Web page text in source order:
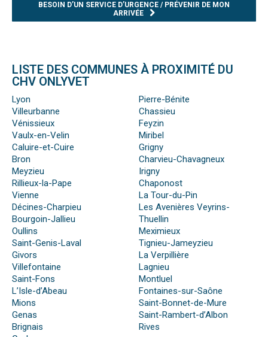
BESOIN D’UN SERVICE D’URGENCE / PRÉVENIR DE MON
ARRIVÉE
LISTE DES COMMUNES À PROXIMITÉ DU
CHV ONLYVET
Lyon
Villeurbanne
Vénissieux
Vaulx-en-Velin
Caluire-et-Cuire
Bron
Meyzieu
Rillieux-la-Pape
Vienne
Décines-Charpieu
Bourgoin-Jallieu
Oullins
Saint-Genis-Laval
Givors
Villefontaine
Saint-Fons
L’Isle-d’Abeau
Mions
Genas
Brignais
Pierre-Bénite
Chassieu
Feyzin
Miribel
Grigny
Charvieu-Chavagneux
Irigny
Chaponost
La Tour-du-Pin
Les Avenières Veyrins-
Thuellin
Meximieux
Tignieu-Jameyzieu
La Verpillière
Lagnieu
Montluel
Fontaines-sur-Saône
Saint-Bonnet-de-Mure
Saint-Rambert-d’Albon
Rives